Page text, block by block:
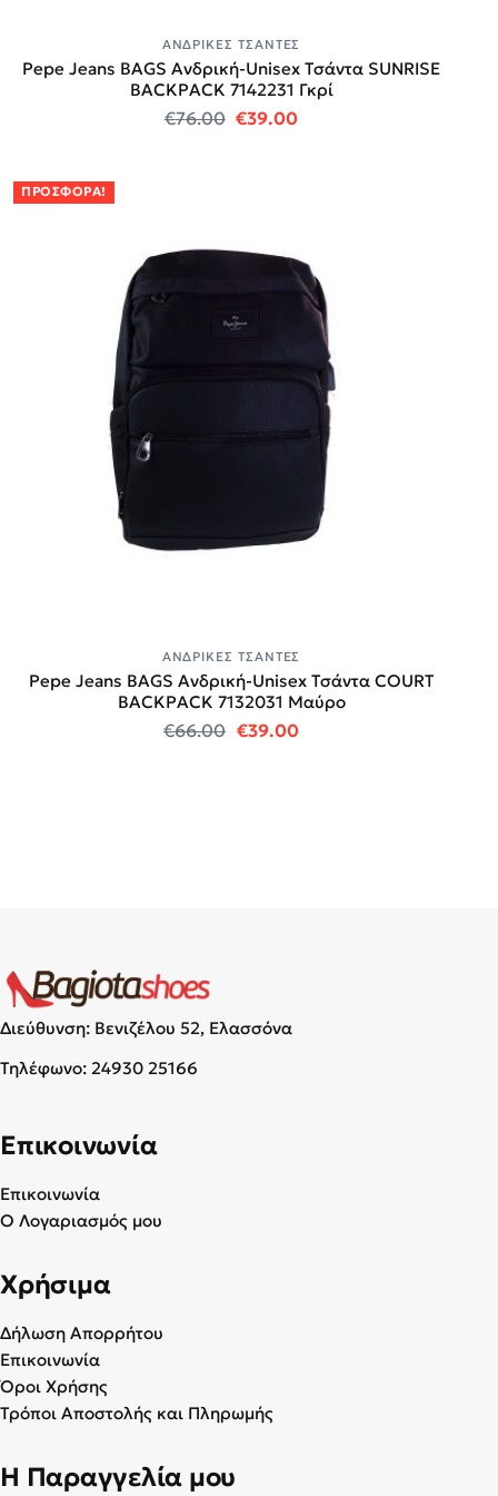
ΑΝΔΡΙΚΈΣ ΤΣΆΝΤΕΣ
Pepe Jeans BAGS Ανδρική-Unisex Τσάντα SUNRISE
BACKPACK 7142231 Γκρί
€76.00 Original price was: €76.00.
€39.00Η τρέχουσα τιμή
ΠΡΟΣΦΟΡΆ!
ΑΝΔΡΙΚΈΣ ΤΣΆΝΤΕΣ
Pepe Jeans BAGS Ανδρική-Unisex Τσάντα COURT
BACKPACK 7132031 Μαύρο
€66.00 Original price was: €66.00.
€39.00Η τρέχουσα τιμή
Διεύθυνση: Βενιζέλου 52, Ελασσόνα
Τηλέφωνο: 24930 25166
Επικοινωνία
Επικοινωνία
Ο Λογαριασμός μου
Χρήσιμα
Δήλωση Απορρήτου
Επικοινωνία
Όροι Χρήσης
Τρόποι Αποστολής και Πληρωμής
Η Παραγγελία μου